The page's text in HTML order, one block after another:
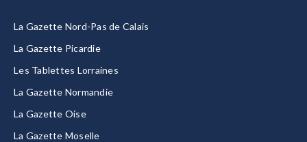
La Gazette Nord-Pas de Calais
La Gazette Picardie
Les Tablettes Lorraines
La Gazette Normandie
La Gazette Oise
La Gazette Moselle